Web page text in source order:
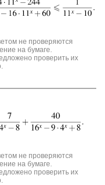
не проверяются
на бумаге.
проверить их
не проверяются
на бумаге.
проверить их